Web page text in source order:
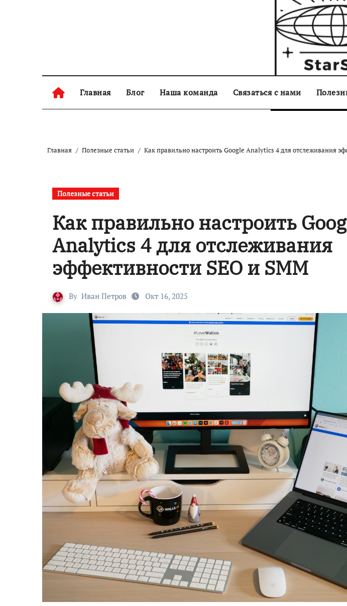
Главная Блог Наша команда Связаться с нами
Главная Полезные статьи Как правильно настроить Google Analytics 4 для отслеживания
Полезные статьи
Как правильно настроить
Analytics 4 для отслеживания
эффективности SEO и SMM
By Иван Петров Окт 16, 2025